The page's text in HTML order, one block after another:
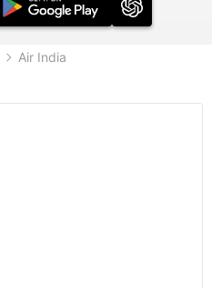
Air India